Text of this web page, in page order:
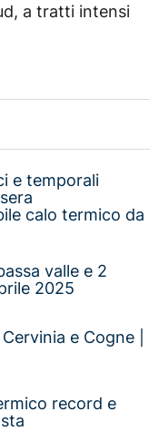
a tratti intensi
e temporali
calo termico da
valle e 2
2025
e Cogne |
record e